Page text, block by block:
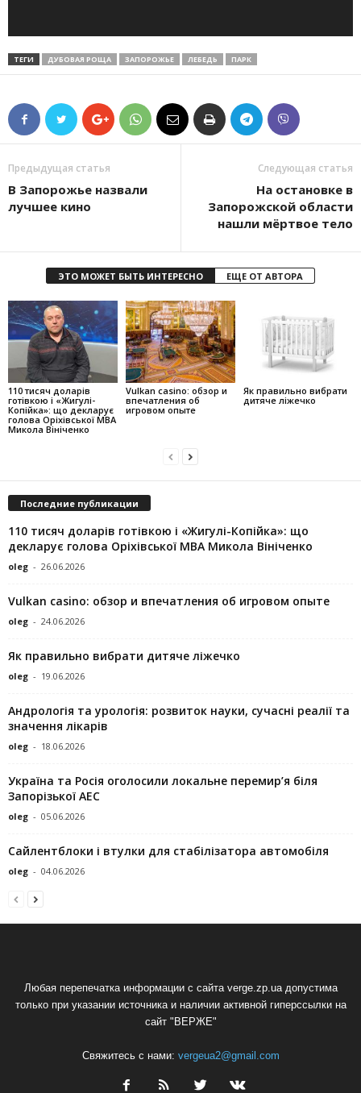
ТЕГИ ДУБОВАЯ РОЩА ЗАПОРОЖЬЕ ЛЕБЕДЬ ПАРК
Предыдущая статья
В Запорожье назвали
лучшее кино
Следующая статья
На остановке в
Запорожской области
нашли мёртвое тело
ЭТО МОЖЕТ БЫТЬ ИНТЕРЕСНО ЕЩЕ ОТ АВТОРА
110 тисяч доларів
готівкою і «Жигулі-
Копійка»: що декларує
голова Оріхівської МВА
Микола Вініченко
Vulkan casino: обзор и
впечатления об
игровом опыте
Як правильно вибрати
дитяче ліжечко
Последние публикации
110 тисяч доларів готівкою і «Жигулі-Копійка»: що
декларує голова Оріхівської МВА Микола Вініченко
oleg - 26.06.2026
Vulkan casino: обзор и впечатления об игровом опыте
oleg - 24.06.2026
Як правильно вибрати дитяче ліжечко
oleg - 19.06.2026
Андрологія та урологія: розвиток науки, сучасні реалії та
значення лікарів
oleg - 18.06.2026
Україна та Росія оголосили локальне перемир’я біля
Запорізької АЕС
oleg - 05.06.2026
Сайлентблоки і втулки для стабілізатора автомобіля
oleg - 04.06.2026
Любая перепечатка информации с сайта verge.zp.ua допустима
только при указании источника и наличии активной гиперссылки на
сайт "ВЕРЖЕ"
Свяжитесь с нами: vergeua2@gmail.com